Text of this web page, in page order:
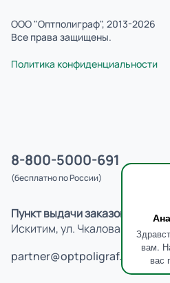
вам.
вас
ООО "Оптполиграф", 2013-2026
Все права защищены.
Политика конфиденциальности
8-800-5000-691
(бесплатно по России)
Пункт выдачи заказов:
Искитим, ул. Чкалова, 3, 16
partner@optpoligraf.ru